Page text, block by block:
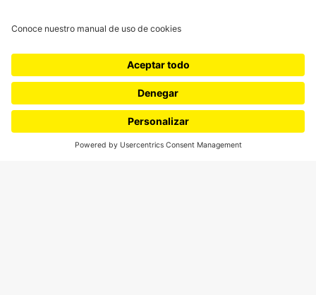
¿Quieres escribir en 070?
cerosetenta@uniandes.edu.co